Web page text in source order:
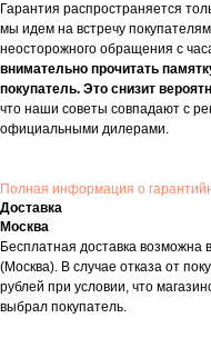
Гарантия распространяется
мы идем на встречу
неосторожного обращения с
внимательно прочитать
покупатель. Это снизит
что наши советы совпадают с
официальными дилерами.
Полная информация о
Доставка
Москва
Бесплатная доставка возможна
(Москва). В случае отказа от
рублей при условии, что
выбрал покупатель.